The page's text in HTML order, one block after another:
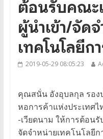
ต้อนรับคณะ
ผู้นำเข้า/จัด
เทคโนโลยีก
2019-05-29 08:05:23
คุณสนั่น อังอุบลกุล รอง
หอการค้าแห่งประเทศ
-เวียดนาม ให้การต้อน
จัดจำหน่ายเทคโนโลยีก